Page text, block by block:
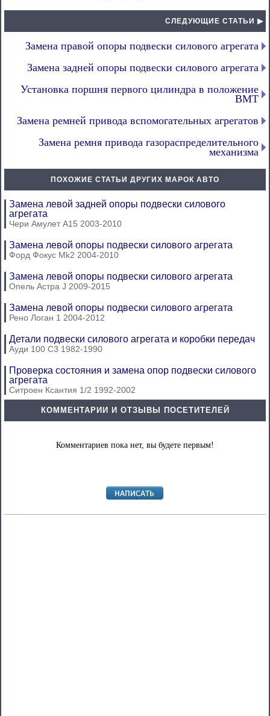
СЛЕДУЮЩИЕ СТАТЬИ ▶
Замена правой опоры подвески силового агрегата
Замена задней опоры подвески силового агрегата
Установка поршня первого цилиндра в положение
ВМТ
Замена ремней привода вспомогательных агрегатов
Замена ремня привода газораспределительного
механизма
ПОХОЖИЕ СТАТЬИ ДРУГИХ МАРОК АВТО
Замена левой задней опоры подвески силового
агрегата
Чери Амулет А15 2003-2010
Замена левой опоры подвески силового агрегата
Форд Фокус Mk2 2004-2010
Замена левой опоры подвески силового агрегата
Опель Астра J 2009-2015
Замена левой опоры подвески силового агрегата
Рено Логан 1 2004-2012
Детали подвески силового агрегата и коробки передач
Ауди 100 С3 1982-1990
Проверка состояния и замена опор подвески силового
агрегата
Ситроен Ксантия 1/2 1992-2002
КОММЕНТАРИИ И ОТЗЫВЫ ПОСЕТИТЕЛЕЙ
Комментариев пока нет, вы будете первым!